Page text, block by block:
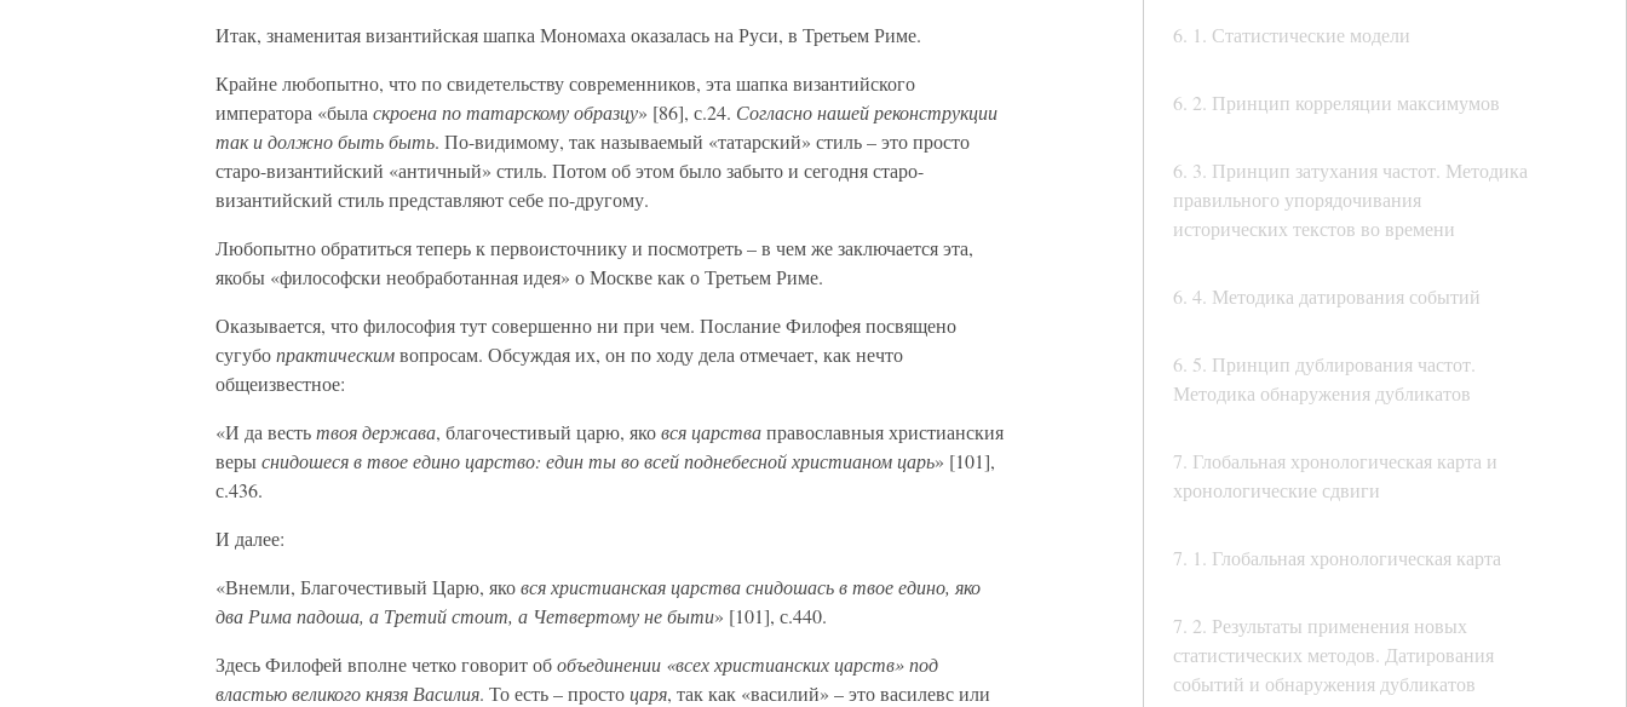
6. 1. Статистические модели
6. 2. Принцип корреляции максимумов
6. 3. Принцип затухания частот. Методика
правильного упорядочивания
исторических текстов во времени
6. 4. Методика датирования событий
6. 5. Принцип дублирования частот.
Методика обнаружения дубликатов
7. Глобальная хронологическая карта и
хронологические сдвиги
7. 1. Глобальная хронологическая карта
7. 2. Результаты применения новых
статистических методов. Датирования
событий и обнаружения дубликатов
Итак, знаменитая византийская шапка Мономаха оказалась на Руси, в Третьем Риме.
Крайне любопытно, что по свидетельству современников, эта шапка византийского
императора «была скроена по татарскому образцу» [86], с.24. Согласно нашей реконструкции
так и должно быть быть. По-видимому, так называемый «татарский» стиль – это просто
старо-византийский «античный» стиль. Потом об этом было забыто и сегодня старо-
византийский стиль представляют себе по-другому.
Любопытно обратиться теперь к первоисточнику и посмотреть – в чем же заключается эта,
якобы «философски необработанная идея» о Москве как о Третьем Риме.
Оказывается, что философия тут совершенно ни при чем. Послание Филофея посвящено
сугубопрактическимвопросам. Обсуждая их, он по ходу дела отмечает, как нечто
общеизвестное:
«И да вестьтвоя держава, благочестивый царю, яковся царстваправославныя христианския
верыснидошеся в твое едино царство: един ты во всей поднебесной христианом царь» [101],
с.436.
И далее:
«Внемли, Благочестивый Царю, яковся христианская царства снидошась в твое едино, яко
два Рима падоша, а Третий стоит, а Четвертому не быти» [101], с.440.
Здесь Филофей вполне четко говорит обобъединении «всех христианских царств» под
властью великого князя Василия. То есть – простоцаря, так как «василий» – это василевс или